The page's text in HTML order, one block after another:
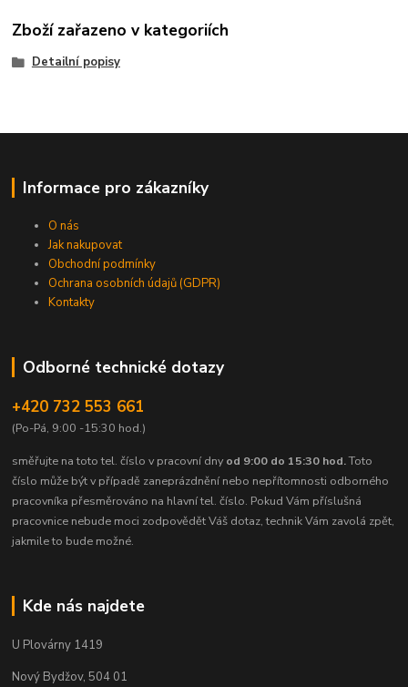
Zboží zařazeno v kategoriích
Detailní popisy
Informace pro zákazníky
O nás
Jak nakupovat
Obchodní podmínky
Ochrana osobních údajů (GDPR)
Kontakty
Odborné technické dotazy
+420 732 553 661
(Po-Pá, 9:00 -15:30 hod.)
směřujte na toto tel. číslo v pracovní dny od 9:00 do 15:30 hod.Toto
číslo může být v případě zaneprázdnění nebo nepřítomnosti odborného
pracovníka přesměrováno na hlavní tel. číslo. Pokud Vám příslušná
pracovnice nebude moci zodpovědět Váš dotaz, technik Vám zavolá zpět,
jakmile to bude možné.
Kde nás najdete
U Plovárny 1419
Nový Bydžov, 504 01